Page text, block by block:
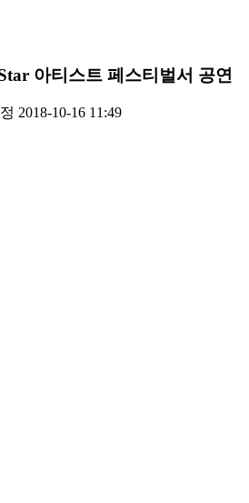
아티스트 페스티벌서 공연
2018-10-16 11:49